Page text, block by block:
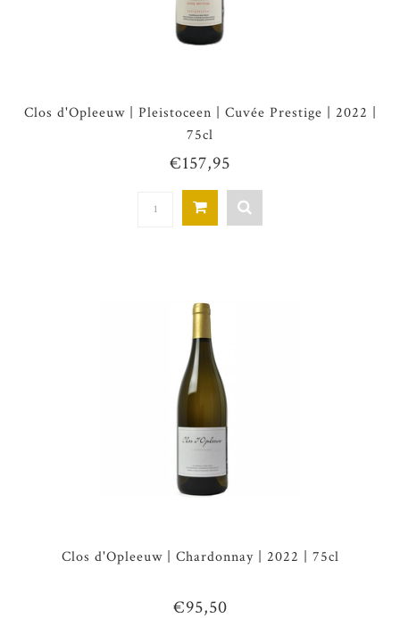
Clos d'Opleeuw | Pleistoceen | Cuvée Prestige | 2022 |
75cl
€157,95
Clos d'Opleeuw | Chardonnay | 2022 | 75cl
€95,50